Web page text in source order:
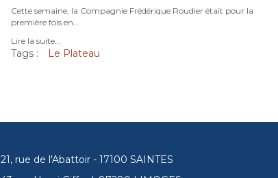
Cette semaine, la Compagnie Frédérique Roudier était pour la
première fois en…
Lire la suite…
Tags : Le Plateau
21, rue de l'Abattoir - 17100 SAINTES